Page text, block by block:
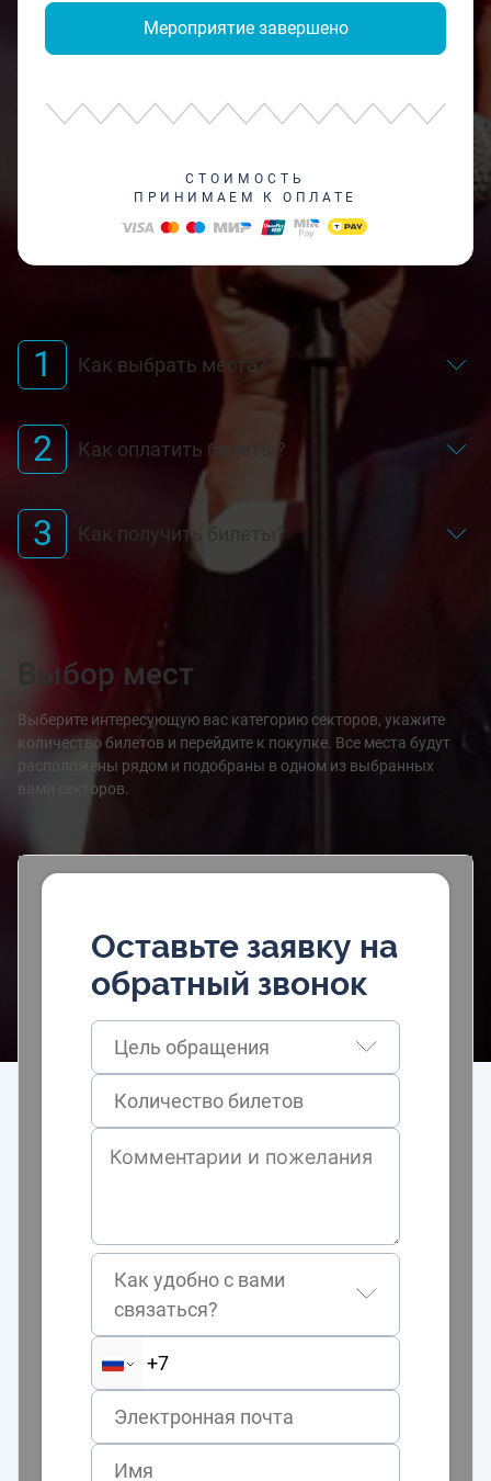
Мероприятие завершено
СТОИМОСТЬ
ПРИНИМАЕМ К ОПЛАТЕ
1 Как выбрать места?
2 Как оплатить билеты?
3 Как получить билеты?
Выбор мест
Выберите интересующую вас категорию секторов, укажите
количество билетов и перейдите к покупке. Все места будут
расположены рядом и подобраны в одном из выбранных
вами секторов.
Оставьте заявку на
обратный звонок
Цель обращения
Как удобно с вами
связаться?